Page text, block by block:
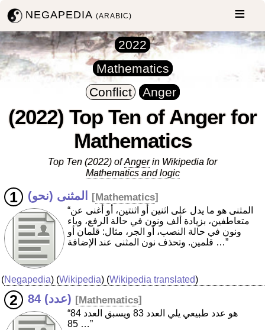
NEGAPEDIA(ARABIC)
2022
Mathematics
Conflict
Anger
(2022) Top Ten of Anger for
Mathematics
Top Ten (2022) ofAngerin Wikipedia for
Mathematics and logic
المثنى (نحو) [Mathematics]
“المثنى هو ما يدل على اثنين أو اثنتين، أو أغنى عن
متعاطفين، بزيادة ألف ونون في حالة الرفع، وياء
ونون في حالة النصب، أو الجر، مثال: قلمان أو
قلمين. وتحذف نون المثنى عند الإضافة …”
(Negapedia) (Wikipedia) (Wikipedia translated)
84 (عدد) [Mathematics]
“84 هو عدد طبيعي يلي العدد 83 ويسبق العدد
85 …”